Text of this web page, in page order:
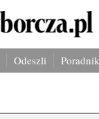
Odeszli